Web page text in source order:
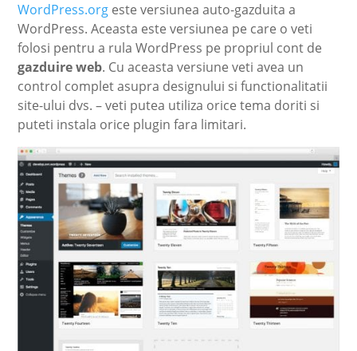
WordPress.org este versiunea auto-gazduita a
WordPress. Aceasta este versiunea pe care o veti
folosi pentru a rula WordPress pe propriul cont de
gazduire web. Cu aceasta versiune veti avea un
control complet asupra designului si functionalitatii
site-ului dvs. – veti putea utiliza orice tema doriti si
puteti instala orice plugin fara limitari.